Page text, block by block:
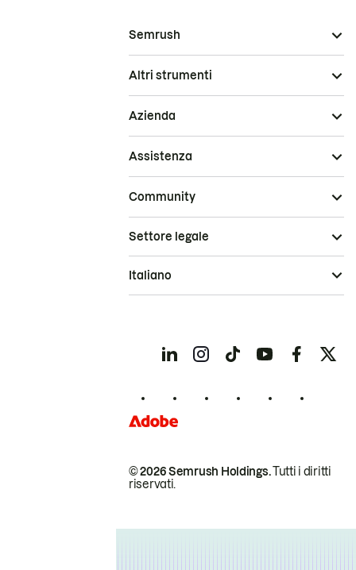
Semrush
Altri strumenti
Azienda
Assistenza
Community
© 2026 Semrush Holdings.Tutti i diritti
riservati.
Settore legale
Italiano